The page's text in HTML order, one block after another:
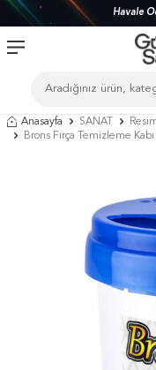
Havale
Anasayfa SANAT
Brons Fırça Temizleme